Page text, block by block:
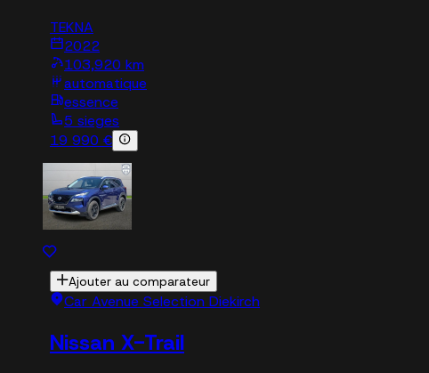
TEKNA
2022
103,920 km
automatique
essence
5 sieges
19 990 €
Ajouter au comparateur
Car Avenue Selection Diekirch
Nissan X-Trail